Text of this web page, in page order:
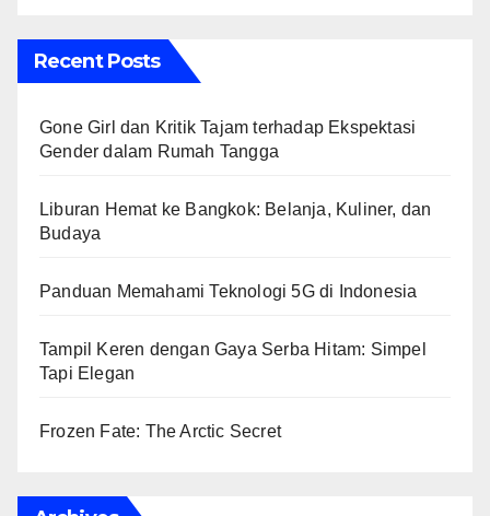
Recent Posts
Gone Girl dan Kritik Tajam terhadap Ekspektasi
Gender dalam Rumah Tangga
Liburan Hemat ke Bangkok: Belanja, Kuliner, dan
Budaya
Panduan Memahami Teknologi 5G di Indonesia
Tampil Keren dengan Gaya Serba Hitam: Simpel
Tapi Elegan
Frozen Fate: The Arctic Secret